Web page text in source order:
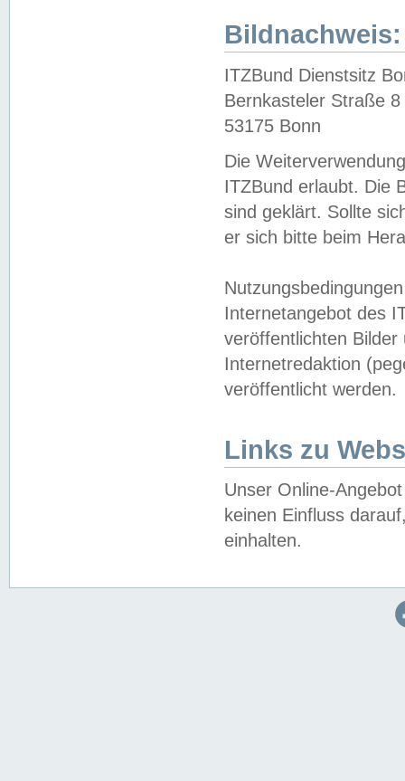
Bildnachweis:
ITZBund Dienstsitz
Bernkasteler Straße 8
53175 Bonn
Die
ITZBund erlaubt. Die
sind geklärt. Sollte
er sich bitte beim
Internetangebot des
veröffentlichten
Internetredaktion
veröffentlicht werden.
Links zu
Unser Online-
keinen Einfluss
einhalten.